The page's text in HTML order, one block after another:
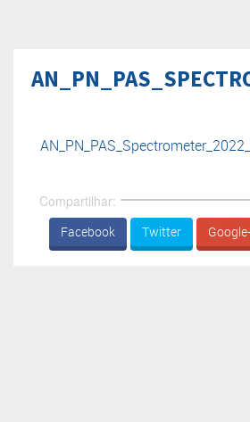
Compartilhar:
Facebook Twitter